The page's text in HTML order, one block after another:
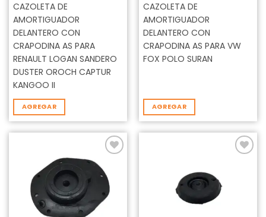
CAZOLETA DE
AMORTIGUADOR
DELANTERO CON
CRAPODINA AS PARA
RENAULT LOGAN SANDERO
DUSTER OROCH CAPTUR
KANGOO II
AGREGAR
CAZOLETA DE
AMORTIGUADOR
DELANTERO CON
CRAPODINA AS PARA VW
FOX POLO SURAN
AGREGAR
Añadir
a la
lista de
deseos